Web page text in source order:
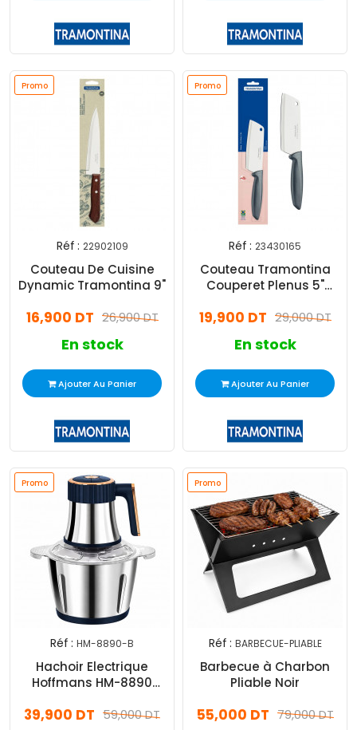
Promo
Réf : 22902109
Couteau De Cuisine
Dynamic Tramontina 9"
26,900 DT
16,900 DT
En stock
Ajouter Au Panier
Promo
Réf : 23430165
Couteau Tramontina
Couperet Plenus 5"
29,000 DT
19,900 DT
En stock
Ajouter Au Panier
Promo
Réf : HM-8890-B
Hachoir Electrique
Hoffmans HM-8890
59,000 DT
39,900 DT
Promo
Réf : BARBECUE-PLIABLE
Barbecue à Charbon
Pliable Noir
79,000 DT
55,000 DT